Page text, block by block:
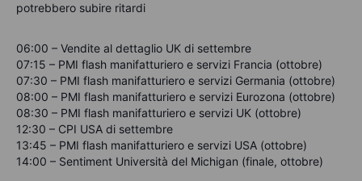
potrebbero subire ritardi
06:00 – Vendite al dettaglio UK di settembre
07:15 – PMI flash manifatturiero e servizi Francia (ottobre)
07:30 – PMI flash manifatturiero e servizi Germania (ottobre)
08:00 – PMI flash manifatturiero e servizi Eurozona (ottobre)
08:30 – PMI flash manifatturiero e servizi UK (ottobre)
12:30 – CPI USA di settembre
13:45 – PMI flash manifatturiero e servizi USA (ottobre)
14:00 – Sentiment Università del Michigan (finale, ottobre)